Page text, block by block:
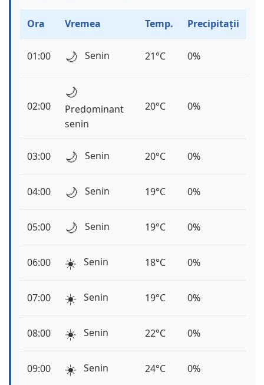
Ora Vremea Temp. Precipitații
01:00 🌙 Senin 21°C 0%
02:00
🌙
Predominant
senin
20°C 0%
03:00 🌙 Senin 20°C 0%
04:00 🌙 Senin 19°C 0%
05:00 🌙 Senin 19°C 0%
06:00 ☀️ Senin 18°C 0%
07:00 ☀️ Senin 19°C 0%
08:00 ☀️ Senin 22°C 0%
09:00 ☀️ Senin 24°C 0%